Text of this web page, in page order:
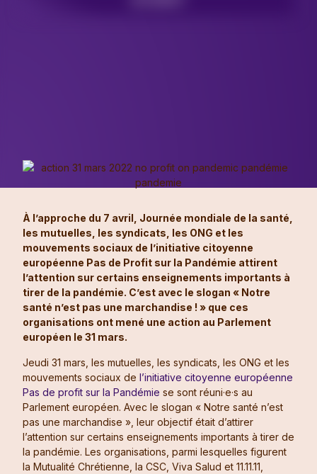
À l’approche du 7 avril, Journée mondiale de la santé,
les mutuelles, les syndicats, les ONG et les
mouvements sociaux de l’initiative citoyenne
européenne Pas de Profit sur la Pandémie attirent
l’attention sur certains enseignements importants à
tirer de la pandémie. C’est avec le slogan « Notre
santé n’est pas une marchandise ! » que ces
organisations ont mené une action au Parlement
européen le 31 mars.
Jeudi 31 mars, les mutuelles, les syndicats, les ONG et les
mouvements sociaux de l’initiative citoyenne européenne
Pas de profit sur la Pandémie se sont réuni·e·s au
Parlement européen. Avec le slogan « Notre santé n’est
pas une marchandise », leur objectif était d’attirer
l’attention sur certains enseignements importants à tirer de
la pandémie. Les organisations, parmi lesquelles figurent
la Mutualité Chrétienne, la CSC, Viva Salud et 11.11.11,